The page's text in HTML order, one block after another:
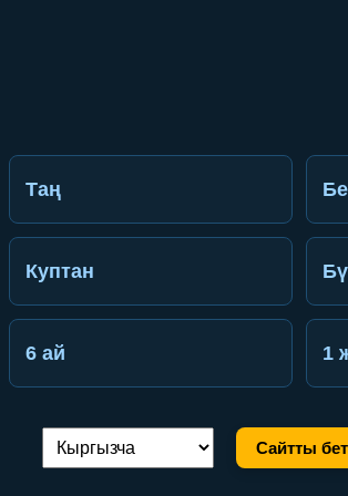
Таң
Куптан
6 ай 1
Тилди алмаштыруу: Сайтты